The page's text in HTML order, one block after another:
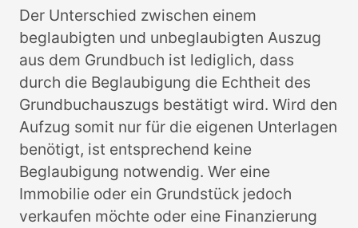
Der Unterschied zwischen einem
beglaubigten und unbeglaubigten Auszug
aus dem Grundbuch ist lediglich, dass
durch die Beglaubigung die Echtheit des
Grundbuchauszugs bestätigt wird. Wird den
Aufzug somit nur für die eigenen Unterlagen
benötigt, ist entsprechend keine
Beglaubigung notwendig. Wer eine
Immobilie oder ein Grundstück jedoch
verkaufen möchte oder eine Finanzierung